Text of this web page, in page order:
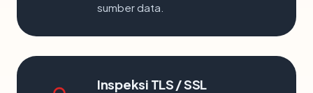
sumber data.
Inspeksi TLS / SSL